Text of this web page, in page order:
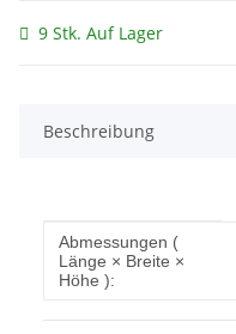
9 Stk. Auf Lager
Beschreibung
Produkteigenschaft
Wert
Abmessungen (
Länge × Breite ×
Höhe ):